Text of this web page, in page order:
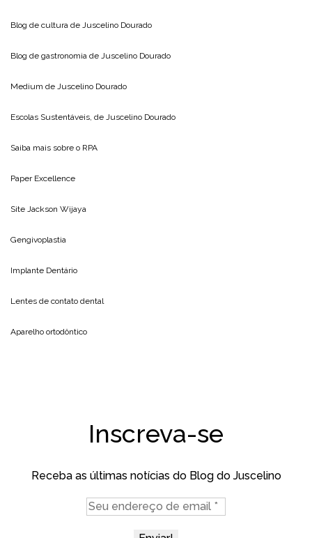
Blog de cultura de Juscelino Dourado
Blog de gastronomia de Juscelino Dourado
Medium de Juscelino Dourado
Escolas Sustentáveis, de Juscelino Dourado
Saiba mais sobre o RPA
Paper Excellence
Site Jackson Wijaya
Gengivoplastia
Implante Dentário
Lentes de contato dental
Aparelho ortodôntico
Inscreva-se
Receba as últimas notícias do Blog do Juscelino